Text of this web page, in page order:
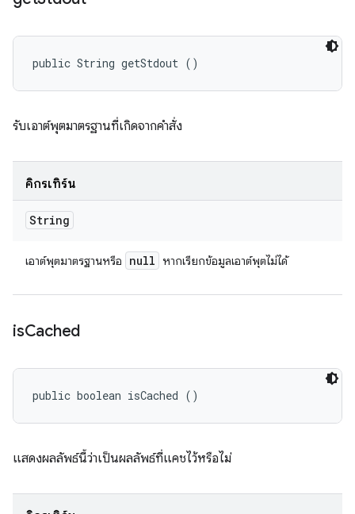
public String getStdout ()
รับเอาต์พุตมาตรฐานที่เกิดจากคำสั่ง
คิกรีเทิร์น
String
เอาต์พุตมาตรฐานหรือ null หากเรียกข้อมูลเอาต์พุตไม่ได้
isCached
public boolean isCached ()
แสดงผลลัพธ์นี้ว่าเป็นผลลัพธ์ที่แคชไว้หรือไม่